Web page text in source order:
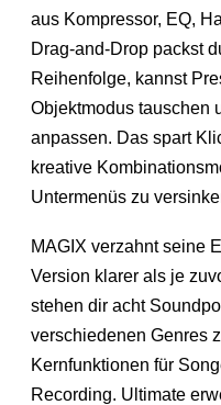
aus Kompressor, EQ,
Drag-and-Drop packst
Reihenfolge, kannst
Objektmodus tauschen
anpassen. Das spart
kreative
Untermenüs zu
MAGIX verzahnt seine
Version klarer als je
stehen dir acht
verschiedenen Genres
Kernfunktionen für
Recording. Ultimate